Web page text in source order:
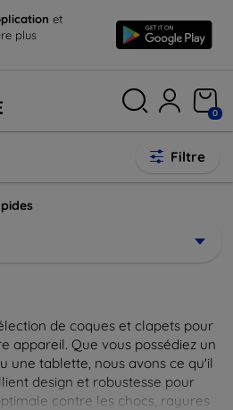
et
plus
0
Filtre
de coques et clapets pour
appareil. Que vous possédiez un
une tablette, nous avons ce qu'il
design et robustesse pour
contre les chocs, rayures